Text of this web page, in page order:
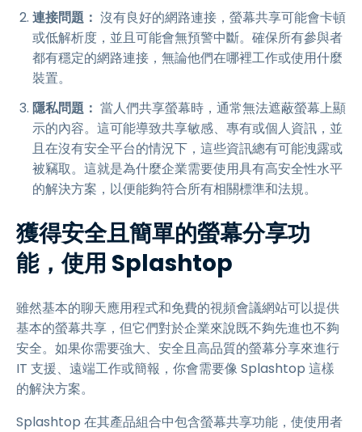
連接問題： 沒有良好的網路連接，螢幕共享可能會卡頓
或低解析度，並且可能會無預警中斷。確保所有參與者
都有穩定的網路連接，無論他們在哪裡工作或使用什麼
裝置。
隱私問題： 當人們共享螢幕時，通常無法遮蔽螢幕上顯
示的內容。這可能導致共享敏感、專有或個人資訊，並
且在沒有安全平台的情況下，這些資訊總有可能洩露或
被竊取。這就是為什麼企業需要使用具有高安全性水平
的解決方案，以便能夠符合所有相關標準和法規。
獲得安全且簡單的螢幕分享功
能，使用 Splashtop
雖然基本的聊天應用程式和免費的視頻會議網站可以提供
基本的螢幕共享，但它們對於企業來說既不夠先進也不夠
安全。如果你需要強大、安全且高品質的螢幕分享來進行
IT 支援、遠端工作或簡報，你會需要像 Splashtop 這樣
的解決方案。
Splashtop 在其產品組合中包含螢幕共享功能，使使用者